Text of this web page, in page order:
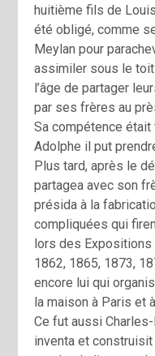
huitième fils de
été obligé, comme
Meylan pour
assimiler sous le toit
l’âge de partager
par ses frères au
Sa compétence était
Adolphe il put
Plus tard, après le
partagea avec son
présida à la
compliquées qui
lors des
1862, 1865, 1873,
encore lui qui
la maison à Paris et
Ce fut aussi
inventa et